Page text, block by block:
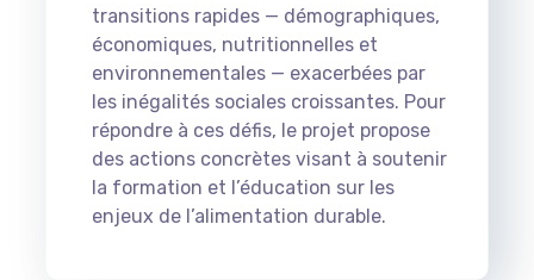
transitions rapides — démographiques,
économiques, nutritionnelles et
environnementales — exacerbées par
les inégalités sociales croissantes. Pour
répondre à ces défis, le projet propose
des actions concrètes visant à soutenir
la formation et l’éducation sur les
enjeux de l’alimentation durable.